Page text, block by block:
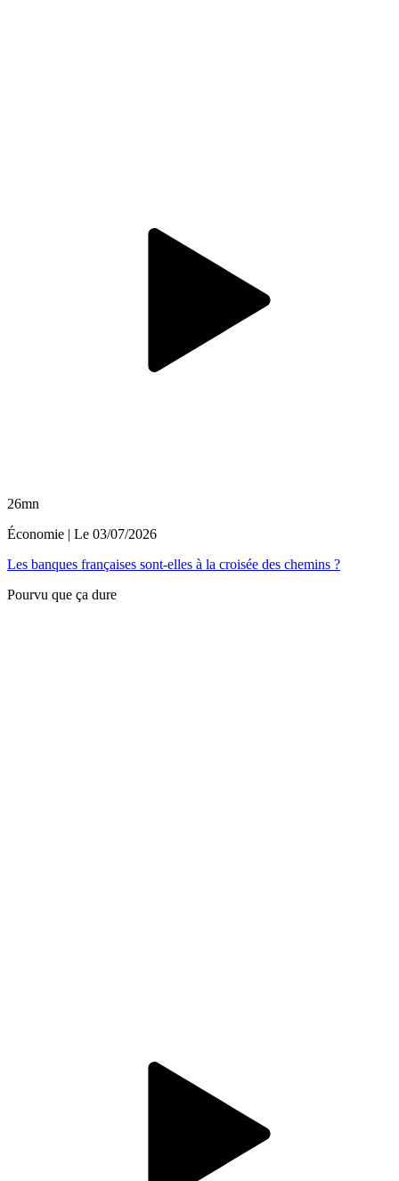
26mn
Économie | Le 03/07/2026
Les banques françaises sont-elles à la croisée des chemins ?
Pourvu que ça dure